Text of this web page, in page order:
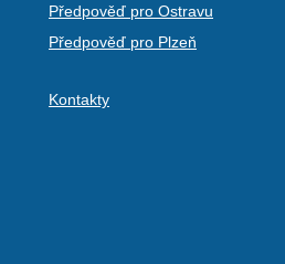
Předpověď pro Ostravu
Předpověď pro Plzeň
Kontakty